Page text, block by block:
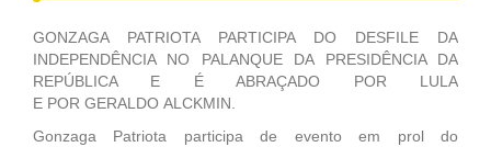
GONZAGA PATRIOTA PARTICIPA DO DESFILE DA
INDEPENDÊNCIA NO PALANQUE DA PRESIDÊNCIA DA
REPÚBLICA E É ABRAÇADO POR LULA
E POR GERALDO ALCKMIN.
Gonzaga Patriota participa de evento em prol do